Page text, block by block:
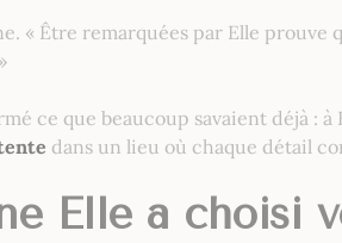
« Être remarquées par Elle
ce que beaucoup savaient déjà :
dans un lieu où chaque détail
Elle a choisi